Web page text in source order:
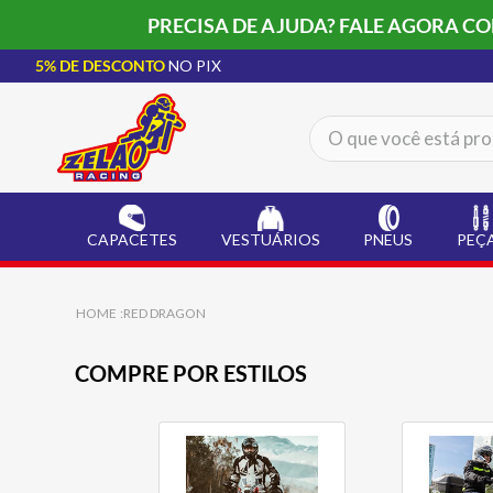
PRECISA DE AJUDA? FALE AGORA
5% DE DESCONTONO PIX
O que você está
CAPACETES VESTUÁRIOS PNEUS
RED DRAGON
COMPRE POR ESTILOS
CAPACETE LS2
2º BOTA
5 LUVA
7º CALÇA
8º ALPINESTAR